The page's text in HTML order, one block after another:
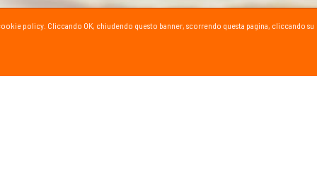
SU YOUTUBE
policy. Cliccando OK, chiudendo questo banner, scorrendo questa pagina, cliccando su